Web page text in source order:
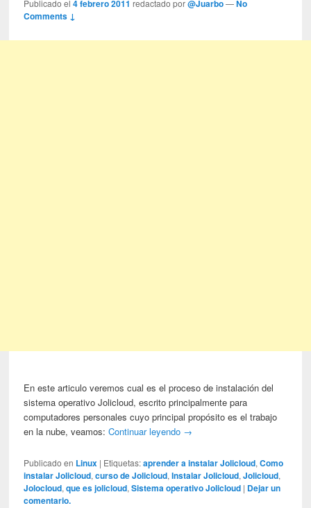
Publicado el4 febrero 2011 redactado por@Juarbo —No
Comments ↓
En este articulo veremos cual es el proceso de instalación del
sistema operativo Jolicloud, escrito principalmente para
computadores personales cuyo principal propósito es el trabajo
en la nube, veamos:Continuar leyendo →
Publicado en Linux | Etiquetas: aprender a instalar Jolicloud,Como
instalar Jolicloud,curso de Jolicloud,Instalar Jolicloud,Jolicloud,
Jolocloud,que es jolicloud,Sistema operativo Jolicloud | Dejar un
comentario.